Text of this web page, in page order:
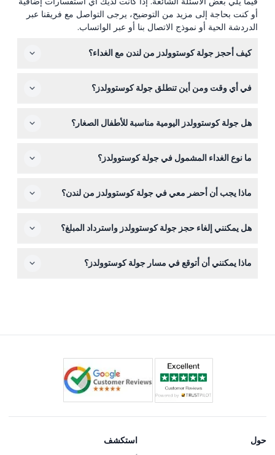
أو كنت بحاجة إلى مزيد من التوضيح، يرجى التواصل مع فريقنا عبر
الدردشة الحية أو نموذج الاتصال بنا أو عبر الواتساب.
كيف أحجز جولة كوستوولدز من لندن مع الغداء؟
باختيار التاريخ المفضل لك وإتمام الدفع. يتم عرض التوافر خلال
في أي وقت ومن أين تنطلق جولة كوستوولدز؟
للحافلات في لندن أيام الثلاثاء والخميس والسبت، وتعود حوالي
الحجز).
هل جولة كوستوولدز اليومية مناسبة للأطفال الصغار؟
من أنه لا يتم حجز مقاعد لهم. الجولة مناسبة للعائلة لكنها تتضمن
ما نوع الغداء المشمول في جولة كوستوولدز؟
على طول الجولة، وهو مشمول في سعر التذكرة.
ماذا يجب أن أحضر معي في جولة كوستوولدز من لندن؟
مناسبة للطقس، وكاميرا لالتقاط المناظر الخلابة.
هل يمكنني إلغاء حجز جولة كوستوولدز واسترداد المبلغ؟
الأقل من تاريخ الجولة. قد تترتب رسوم أو يكون الإلغاء غير قابل
ماذا يمكنني أن أتوقع في مسار جولة كوستوولدز؟
حول استكشف